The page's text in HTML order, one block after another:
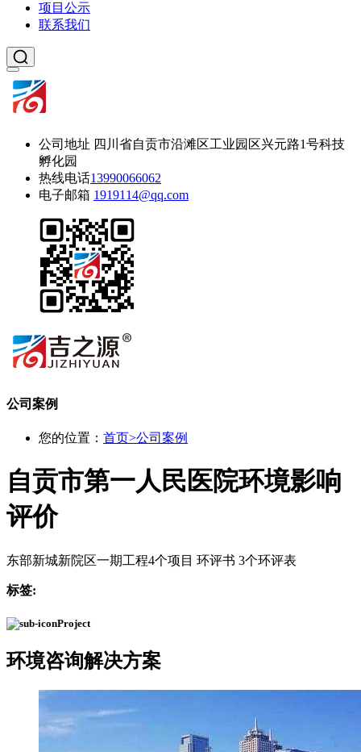
项目公示
联系我们
公司地址 四川省自贡市沿滩区工业园区兴元路1号科技
孵化园
热线电话13990066062
电子邮箱 1919114@qq.com
公司案例
您的位置： 首页>公司案例
自贡市第一人民医院环境影响
评价
东部新城新院区一期工程4个项目 环评书 3个环评表
标签:
Project
环境咨询解决方案